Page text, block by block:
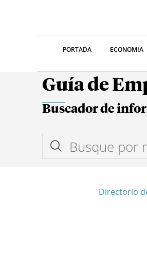
PORTADA ECONOMIA
Guía de
Buscador de
Directorio